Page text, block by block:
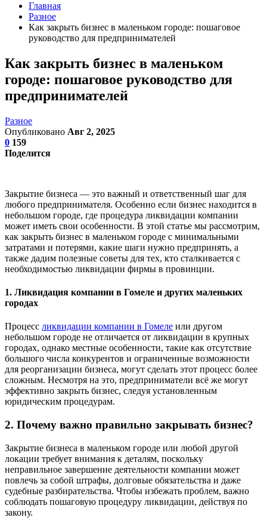
Главная
Разное
Как закрыть бизнес в маленьком городе: пошаговое
руководство для предпринимателей
Как закрыть бизнес в маленьком
городе: пошаговое руководство для
предпринимателей
Разное
Опубликовано Авг 2, 2025
0 159
Поделится
Закрытие бизнеса — это важный и ответственный шаг для
любого предпринимателя. Особенно если бизнес находится в
небольшом городе, где процедура ликвидации компании
может иметь свои особенности. В этой статье мы рассмотрим,
как закрыть бизнес в маленьком городе с минимальными
затратами и потерями, какие шаги нужно предпринять, а
также дадим полезные советы для тех, кто сталкивается с
необходимостью ликвидации фирмы в провинции.
1. Ликвидация компании в Гомеле и других маленьких
городах
Процесс ликвидации компании в Гомеле или другом
небольшом городе не отличается от ликвидации в крупных
городах, однако местные особенности, такие как отсутствие
большого числа конкурентов и ограниченные возможности
для реорганизации бизнеса, могут сделать этот процесс более
сложным. Несмотря на это, предприниматели всё же могут
эффективно закрыть бизнес, следуя установленным
юридическим процедурам.
2. Почему важно правильно закрывать бизнес?
Закрытие бизнеса в маленьком городе или любой другой
локации требует внимания к деталям, поскольку
неправильное завершение деятельности компании может
повлечь за собой штрафы, долговые обязательства и даже
судебные разбирательства. Чтобы избежать проблем, важно
соблюдать пошаговую процедуру ликвидации, действуя по
закону.